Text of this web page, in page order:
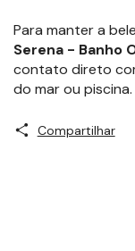
Para manter a
Serena - Banho
contato direto
do mar ou piscina.
Compartilhar